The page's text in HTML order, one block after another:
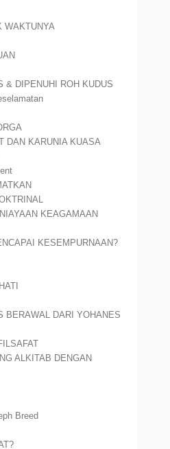
WAKTUNYA
& DIPENUHI ROH KUDUS
DAN KARUNIA KUASA
KEAGAMAAN
KESEMPURNAAN?
BERAWAL DARI YOHANES
ALKITAB DENGAN
Breed